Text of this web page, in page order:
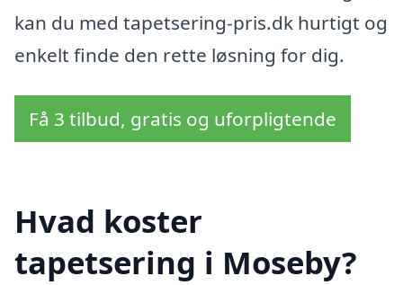
kan du med tapetsering-pris.dk hurtigt og
enkelt finde den rette løsning for dig.
Få 3 tilbud, gratis og uforpligtende
Hvad koster
tapetsering i Moseby?